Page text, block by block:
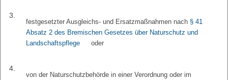
3.
festgesetzter Ausgleichs- und Ersatzmaßnahmen nach § 41
Absatz 2 des Bremischen Gesetzes über Naturschutz und
Landschaftspflege
oder
4.
von der Naturschutzbehörde in einer Verordnung oder im